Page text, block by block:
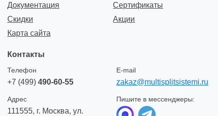
Документация
Сертификаты
Скидки
Акции
Карта сайта
Контакты
Телефон
+7 (499) 490-60-55
E-mail
zakaz@multisplitsistemi.ru
Адрес
111555, г. Москва, ул.
Пишите в мессенджеры: